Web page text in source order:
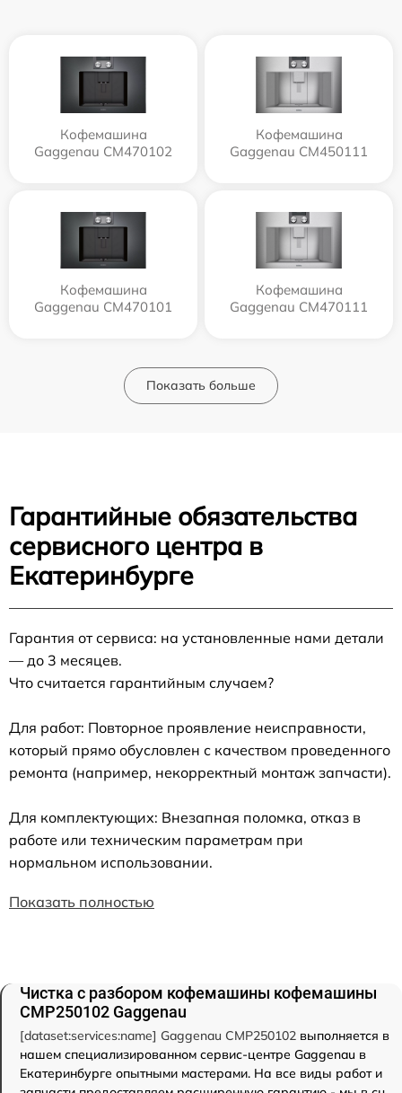
Кофемашина
Gaggenau CM470102
Кофемашина
Gaggenau CM450111
Кофемашина
Gaggenau CM470101
Кофемашина
Gaggenau CM470111
Показать больше
Гарантийные обязательства
сервисного центра в
Екатеринбурге
Гарантия от сервиса: на установленные нами детали
— до 3 месяцев.
Что считается гарантийным случаем?
Для работ: Повторное проявление неисправности,
который прямо обусловлен с качеством проведенного
ремонта (например, некорректный монтаж запчасти).
Для комплектующих: Внезапная поломка, отказ в
работе или техническим параметрам при
нормальном использовании.
Показать полностью
Чистка с разбором кофемашины кофемашины
CMP250102 Gaggenau
[dataset:services:name] Gaggenau CMP250102 выполняется в
нашем специализированном сервис-центре Gaggenau в
Екатеринбурге опытными мастерами. На все виды работ и